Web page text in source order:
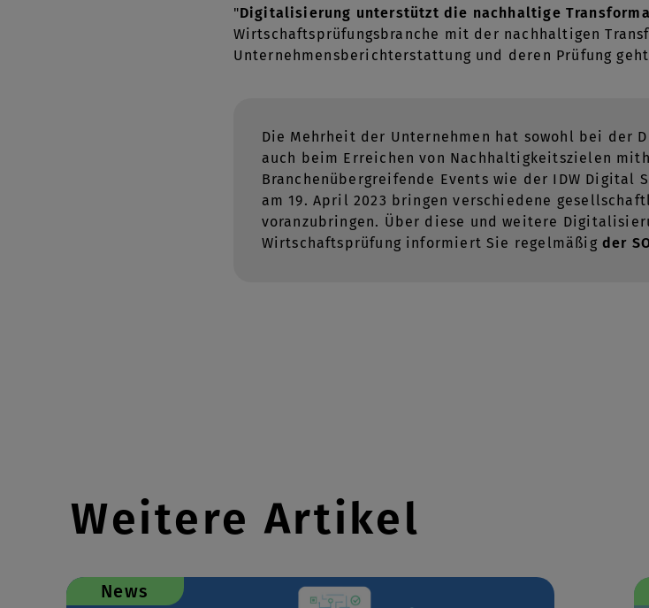
"Digitalisierung unterstützt die nachhaltige
Wirtschaftsprüfungsbranche mit der nachhaltigen
Unternehmensberichterstattung und deren Prüfung
Die Mehrheit der Unternehmen hat sowohl bei
auch beim Erreichen von Nachhaltigkeitszielen
Branchenübergreifende Events wie der IDW
am 19. April 2023 bringen verschiedene
voranzubringen. Über diese und weitere
Wirtschaftsprüfung informiert Sie regelmäßig der
Weitere Artikel
News